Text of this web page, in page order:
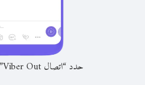
حدد “اتصال Viber Out” من عنوان المحادثة